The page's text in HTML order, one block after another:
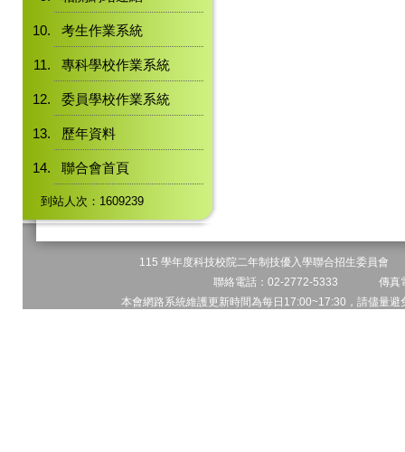
考生作業系統
專科學校作業系統
委員學校作業系統
歷年資料
聯合會首頁
到站人次：1609239
115 學年度科技校院二年制技優入學聯合招生委員
聯絡電話：02-2772-5333 傳
本會網路系統維護更新時間為每日17:00~17:30，請儘量